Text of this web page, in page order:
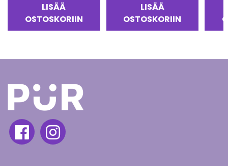
LISÄÄ
OSTOSKORIIN
LISÄÄ
OSTOSKORIIN